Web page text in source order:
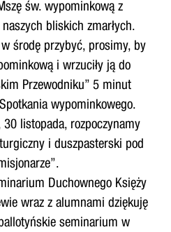
św. wypominkową z
bliskich zmarłych.
środę przybyć, prosimy, by
i wrzuciły ją do
Przewodniku” 5 minut
wypominkowego.
30 listopada, rozpoczynamy
i duszpasterski pod
Duchownego Księży
wraz z alumnami dziękuję
seminarium w